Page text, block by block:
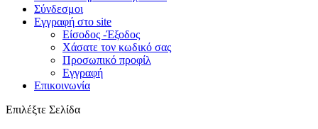
Σύνδεσμοι
Εγγραφή στο site
Είσοδος -Έξοδος
Χάσατε τον κωδικό σας
Προσωπικό προφίλ
Εγγραφή
Επικοινωνία
Επιλέξτε Σελίδα